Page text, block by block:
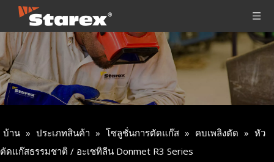
บ้าน » ประเภทสินค้า » โซลูชั่นการตัดแก๊ส » คบเพลิงตัด » หัว
ตัดแก๊สธรรมชาติ / อะเซทิลีน Donmet R3 Series